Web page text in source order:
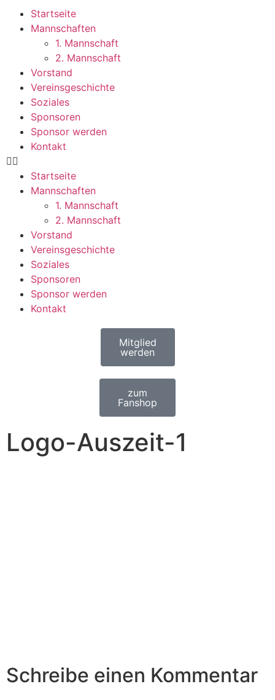
Startseite
Mannschaften
1. Mannschaft
2. Mannschaft
Vorstand
Vereinsgeschichte
Soziales
Sponsoren
Sponsor werden
Kontakt
Startseite
Mannschaften
1. Mannschaft
2. Mannschaft
Vorstand
Vereinsgeschichte
Soziales
Sponsoren
Sponsor werden
Kontakt
Mitglied
werden
zum
Fanshop
Logo-Auszeit-1
Schreibe einen Kommentar